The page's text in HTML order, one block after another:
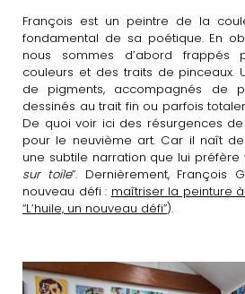
François est un peintre de la
fondamental de sa poétique. En
nous sommes d’abord frappés
couleurs et des traits de pinceaux.
de pigments, accompagnés de
dessinés au trait fin ou parfois
De quoi voir ici des résurgences
pour le neuvième art. Car il naît
une subtile narration que lui préfère
sur toile”. Dernièrement, François
nouveau défi : maîtriser la peinture à
“L’huile, un nouveau défi”).